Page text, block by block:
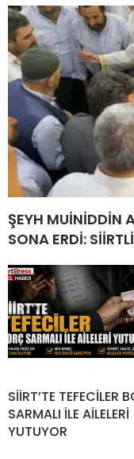
ŞEYH MUİNİDDİN
SONA ERDİ:
SİİRT’TE TEFECİLER
SARMALI İLE AİLELERİ
YUTUYOR